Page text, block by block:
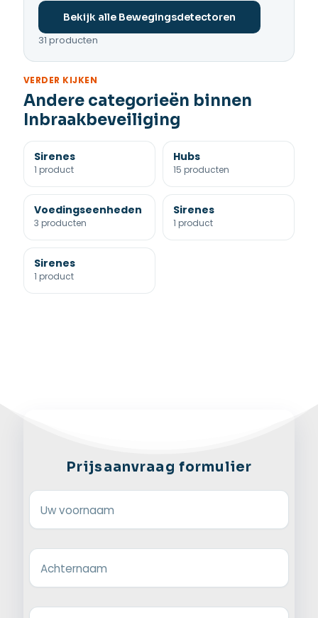
Bekijk alle Bewegingsdetectoren
31 producten
VERDER KIJKEN
Andere categorieën binnen
Inbraakbeveiliging
Sirenes
1 product
Hubs
15 producten
Voedingseenheden
3 producten
Sirenes
1 product
Sirenes
1 product
Prijsaanvraag formulier
Uw voornaam
Achternaam